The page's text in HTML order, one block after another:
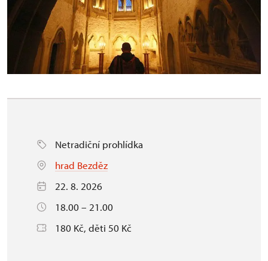
Netradiční prohlídka
hrad Bezděz
22. 8. 2026
18.00 – 21.00
180 Kč, děti 50 Kč